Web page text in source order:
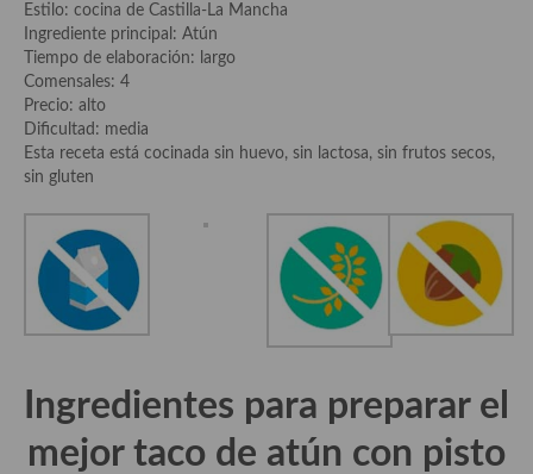
Entrantes y primeros platos
Ensaladas
Entrantes
Gazpachos, salmorejos, sopas y cremas frías
Pasta
Arroces Y fideuás
Legumbres y cereales
Huevos
Estilo: cocina de Castilla-La Mancha
Ingrediente principal: Atún
Tiempo de elaboración: largo
Comensales: 4
Precio: alto
Dificultad: media
Esta receta está cocinada sin huevo, sin lactosa, sin frutos secos,
sin gluten
Ingredientes para preparar el
mejor taco de atún con pisto